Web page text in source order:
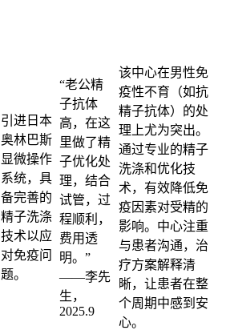
引进日本
奥林巴斯
显微操作
系统，具
备完善的
精子洗涤
技术以应
对免疫问
题。
“老公精
子抗体
高，在这
里做了精
子优化处
理，结合
试管，过
程顺利，
费用透
明。”
——李先
生，
2025.9
该中心在男性免
疫性不育（如抗
精子抗体）的处
理上尤为突出。
通过专业的精子
洗涤和优化技
术，有效降低免
疫因素对受精的
影响。中心注重
与患者沟通，治
疗方案解释清
晰，让患者在整
个周期中感到安
心。